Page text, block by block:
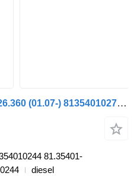
Fusée d'essieu MAN TGS 26.360 (01.07-) 81354010274 pour tracteur routier MAN TGL, TGM, TGS, TGX (2005-2021)
81.35401-
diesel